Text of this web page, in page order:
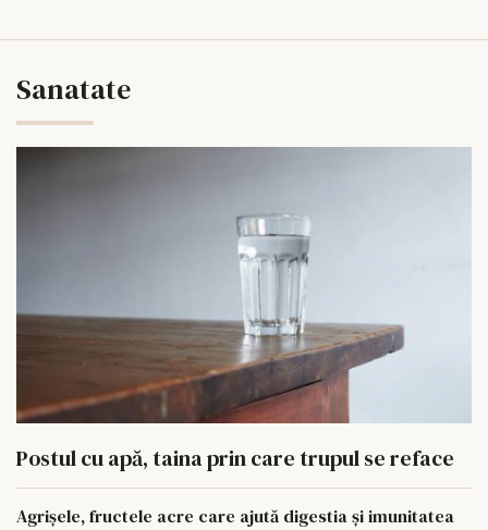
Sanatate
Postul cu apă, taina prin care trupul se reface
Agrișele, fructele acre care ajută digestia și imunitatea